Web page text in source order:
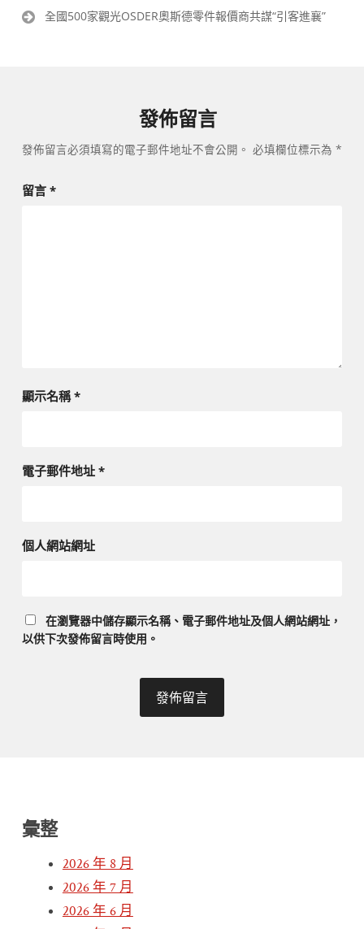
覽
全國500家觀光OSDER奧斯德零件報價商共謀“引客進襄”
發佈留言
發佈留言必須填寫的電子郵件地址不會公開。 必填欄位標示為 *
留言 *
顯示名稱*
電子郵件地址 *
個人網站網址
在瀏覽器中儲存顯示名稱、電子郵件地址及個人網站網址，
以供下次發佈留言時使用。
彙整
2026 年 8 月
2026 年 7 月
2026 年 6 月